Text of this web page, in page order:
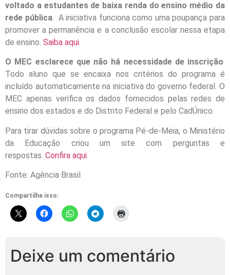
voltado a estudantes de baixa renda do ensino médio da
rede pública. A iniciativa funciona como uma poupança para
promover a permanência e a conclusão escolar nessa etapa
de ensino. Saiba aqui.
O MEC esclarece que não há necessidade de inscrição.
Todo aluno que se encaixa nos critérios do programa é
incluído automaticamente na iniciativa do governo federal. O
MEC apenas verifica os dados fornecidos pelas redes de
ensino dos estados e do Distrito Federal e pelo CadÚnico.
Para tirar dúvidas sobre o programa Pé-de-Meia, o Ministério
da Educação criou um site com perguntas e
respostas. Confira aqui.
Fonte: Agência Brasil
Compartilhe isso:
Deixe um comentário